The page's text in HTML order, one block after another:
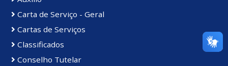
Carta de Serviço - Geral
Cartas de Serviços
Classificados
Conselho Tutelar